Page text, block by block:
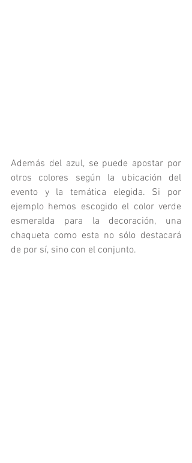
Además del azul, se puede apostar por
otros colores según la ubicación del
evento y la temática elegida. Si por
ejemplo hemos escogido el color verde
esmeralda para la decoración, una
chaqueta como esta no sólo destacará
de por sí, sino con el conjunto.